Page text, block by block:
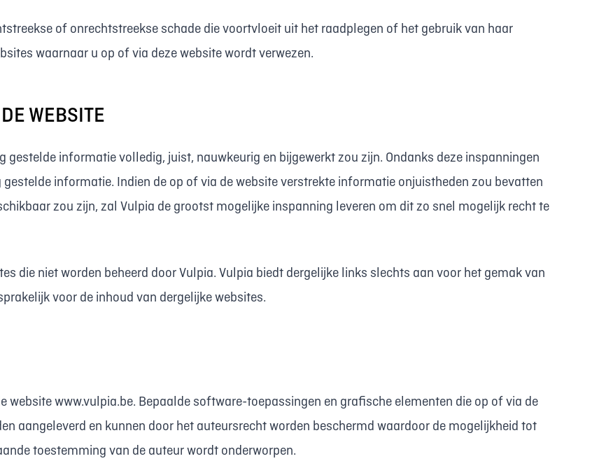
of onrechtstreekse schade die voortvloeit uit het raadplegen of het gebruik van haar
waarnaar u op of via deze website wordt verwezen.
WEBSITE
informatie volledig, juist, nauwkeurig en bijgewerkt zou zijn. Ondanks deze inspanningen
informatie. Indien de op of via de website verstrekte informatie onjuistheden zou bevatten
zou zijn, zal Vulpia de grootst mogelijke inspanning leveren om dit zo snel mogelijk recht te
die niet worden beheerd door Vulpia. Vulpia biedt dergelijke links slechts aan voor het gemak van
voor de inhoud van dergelijke websites.
www.vulpia.be. Bepaalde software-toepassingen en grafische elementen die op of via de
aangeleverd en kunnen door het auteursrecht worden beschermd waardoor de mogelijkheid tot
toestemming van de auteur wordt onderworpen.